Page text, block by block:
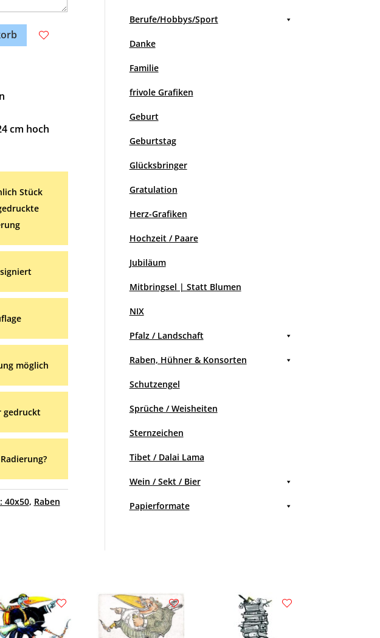
cm hoch
Stück
möglich
gedruckt
40x50, Raben
Berufe/Hobbys/Sport
Danke
Familie
frivole Grafiken
Geburt
Geburtstag
Glücksbringer
Gratulation
Herz-Grafiken
Hochzeit / Paare
Jubiläum
Mitbringsel | Statt Blumen
NIX
Pfalz / Landschaft
Raben, Hühner & Konsorten
Schutzengel
Sprüche / Weisheiten
Sternzeichen
Tibet / Dalai Lama
Wein / Sekt / Bier
Papierformate